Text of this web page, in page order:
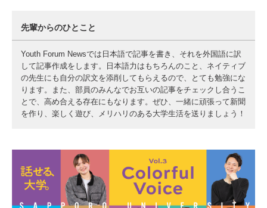
先輩からのひとこと
Youth Forum Newsでは日本語で記事を書き、それを外国語に訳
して記事作成をします。日本語力はもちろんのこと、ネイティブ
の先生にも自分の訳文を添削してもらえるので、とても勉強にな
ります。また、部員のみんなでお互いの記事をチェックし合うこ
とで、高め合える存在にもなります。ぜひ、一緒に頑張って新聞
を作り、楽しく遊び、メリハリのある大学生活を送りましょう！